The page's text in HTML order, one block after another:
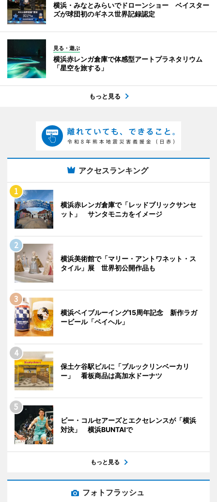
横浜・みなとみらいでドローンショー ベイスター
ズが球団初のギネス世界記録認定
見る・遊ぶ
横浜赤レンガ倉庫で体感型アートプラネタリウム
「星空を旅する」
もっと見る
アクセスランキング
横浜赤レンガ倉庫で「レッドブリックサンセ
ット」 サンタモニカをイメージ
横浜美術館で「マリー・アントワネット・ス
タイル」展 世界初公開作品も
横浜ベイブルーイング15周年記念 新作ラガ
ービール「ベイヘル」
保土ケ谷駅ビルに「ブルックリンベーカリ
ー」 看板商品は高加水ドーナツ
ビー・コルセアーズとエクセレンスが「横浜
対決」 横浜BUNTAIで
もっと見る
フォトフラッシュ